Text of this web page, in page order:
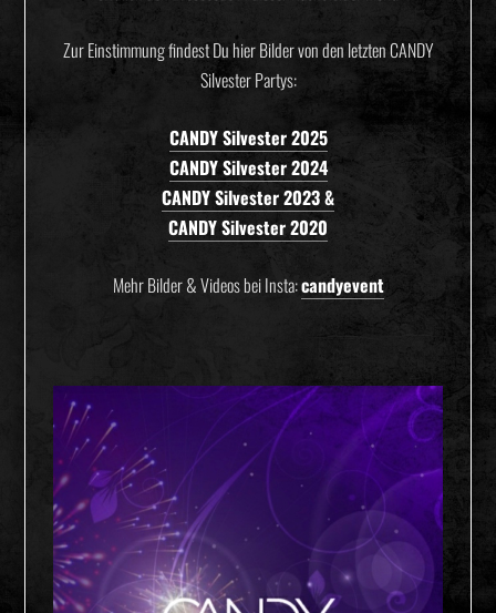
Zur Einstimmung findest Du hier Bilder von den letzten CANDY
Silvester Partys:
CANDY Silvester 2025
CANDY Silvester 2024
CANDY Silvester 2023 &
CANDY Silvester 2020
Mehr Bilder & Videos bei Insta:candyevent